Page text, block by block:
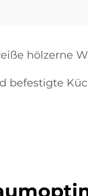
hölzerne
befestigte